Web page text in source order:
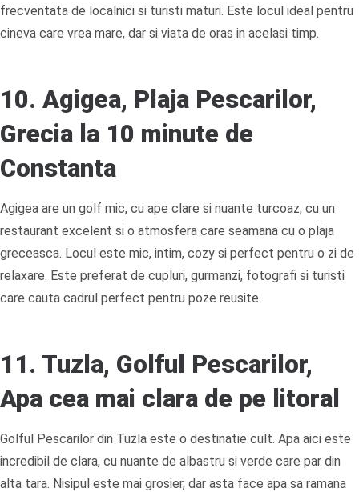
frecventata de localnici si turisti maturi. Este locul ideal pentru
cineva care vrea mare, dar si viata de oras in acelasi timp.
10. Agigea, Plaja Pescarilor,
Grecia la 10 minute de
Constanta
Agigea are un golf mic, cu ape clare si nuante turcoaz, cu un
restaurant excelent si o atmosfera care seamana cu o plaja
greceasca. Locul este mic, intim, cozy si perfect pentru o zi de
relaxare. Este preferat de cupluri, gurmanzi, fotografi si turisti
care cauta cadrul perfect pentru poze reusite.
11. Tuzla, Golful Pescarilor,
Apa cea mai clara de pe litoral
Golful Pescarilor din Tuzla este o destinatie cult. Apa aici este
incredibil de clara, cu nuante de albastru si verde care par din
alta tara. Nisipul este mai grosier, dar asta face apa sa ramana